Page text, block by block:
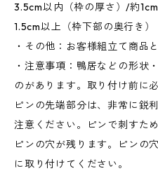
3.5cm以内（枠の厚さ）/約
1.5cm以上（枠下部の奥行き）
・その他：お客様組立て商品
・注意事項：鴨居などの形状
のがあります。取り付け前に
ピンの先端部分は、非常に鋭
注意ください。ピンで刺すた
ピンの穴が残ります。ピンの
に取り付けてください。